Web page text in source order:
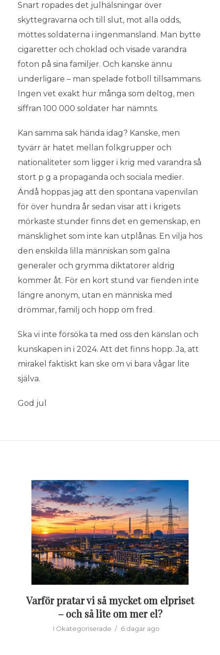
Ett ögonblick av mänsklighet!
23 december, 2023
Snart ropades det julhälsningar över
skyttegravarna och till slut, mot alla odds,
möttes soldaterna i ingenmansland. Man bytte
cigaretter och choklad och visade varandra
foton på sina familjer. Och kanske ännu
underligare – man spelade fotboll tillsammans.
Ingen vet exakt hur många som deltog, men
siffran 100 000 soldater har nämnts.
Kan samma sak hända idag? Kanske, men
tyvärr är hatet mellan folkgrupper och
nationaliteter som ligger i krig med varandra så
stort p g a propaganda och sociala medier.
Ändå hoppas jag att den spontana vapenvilan
för över hundra år sedan visar att i krigets
mörkaste stunder finns det en gemenskap, en
mänsklighet som inte kan utplånas. En vilja hos
den enskilda lilla människan som galna
generaler och grymma diktatorer aldrig
kommer åt. För en kort stund var fienden inte
längre anonym, utan en människa med
drömmar, familj och hopp om fred.
Ska vi inte försöka ta med oss den känslan och
kunskapen in i 2024. Att det finns hopp. Ja, att
mirakel faktiskt kan ske om vi bara vågar lite
själva.
God jul
Varför pratar vi så mycket om elpriset
– och så lite om mer el?
I Okategoriserade 6 dagar ago